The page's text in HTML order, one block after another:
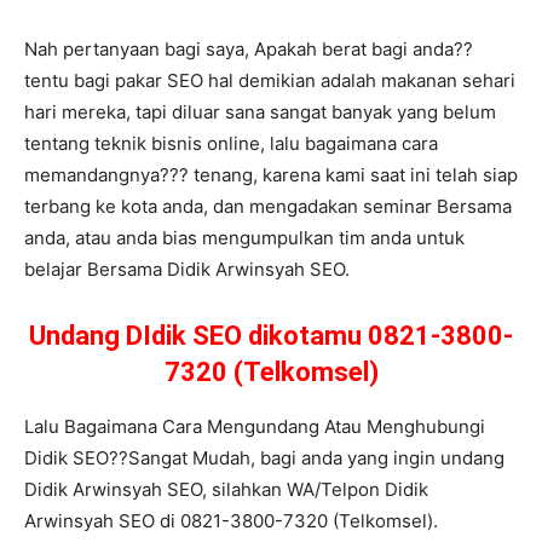
Nah pertanyaan bagi saya, Apakah berat bagi anda??
tentu bagi pakar SEO hal demikian adalah makanan sehari
hari mereka, tapi diluar sana sangat banyak yang belum
tentang teknik bisnis online, lalu bagaimana cara
memandangnya??? tenang, karena kami saat ini telah siap
terbang ke kota anda, dan mengadakan seminar Bersama
anda, atau anda bias mengumpulkan tim anda untuk
belajar Bersama Didik Arwinsyah SEO.
Undang DIdik SEO dikotamu 0821-3800-
7320 (Telkomsel)
Lalu Bagaimana Cara Mengundang Atau Menghubungi
Didik SEO??Sangat Mudah, bagi anda yang ingin undang
Didik Arwinsyah SEO, silahkan WA/Telpon Didik
Arwinsyah SEO di 0821-3800-7320 (Telkomsel).